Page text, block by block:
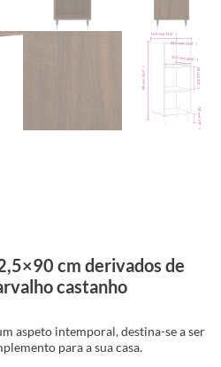
cm derivados de
castanho
aspeto intemporal, destina-se a ser
para a sua casa.